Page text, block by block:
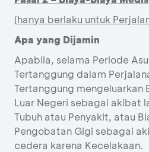
(hanya berlaku untuk
Apa yang Dijamin
Apabila, selama Periode
Tertanggung dalam
Tertanggung mengeluarkan
Luar Negeri sebagai akibat
Tubuh atau Penyakit, atau
Pengobatan Gigi sebagai
cedera karena Kecelakaan.